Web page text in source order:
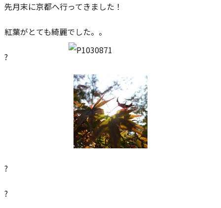
先月末に京都へ行ってきました！
紅葉がとても綺麗でした。。
?
?
?